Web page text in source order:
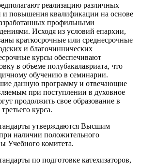
реализацию различных
и повышения квалификации на основе
профильными
Исходя из условий епархии,
краткосрочные или среднесрочные
и благочиннических
курсы обеспечивают
в объеме полубакалавриата, что
обучению в семинарии.
данную программу и отвечающие
при поступлении в духовное
продолжить свое образование в
курса.
утверждаются Высшим
наличии положительного
Учебного комитета.
по подготовке катехизаторов,